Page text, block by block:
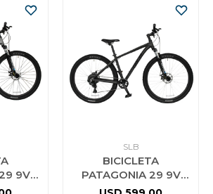
9V
SLB
BICICLETA
PATAGONIA 29 9V
SLB NEGRA